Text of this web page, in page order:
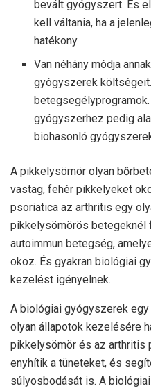
bevált gyógyszert. És
kell váltania, ha a
hatékony.
Van néhány módja
gyógyszerek
gyógyszerhez pedig
biohasonló
A pikkelysömör olyan
vastag, fehér pikkelyeket
psoriatica az arthritis egy
pikkelysömörös betegeknél
autoimmun betegség,
okoz. És gyakran biológiai
kezelést igényelnek.
A biológiai gyógyszerek
olyan állapotok kezelésére
pikkelysömör és az arthritis
enyhítik a tüneteket, és
súlyosbodását is. A